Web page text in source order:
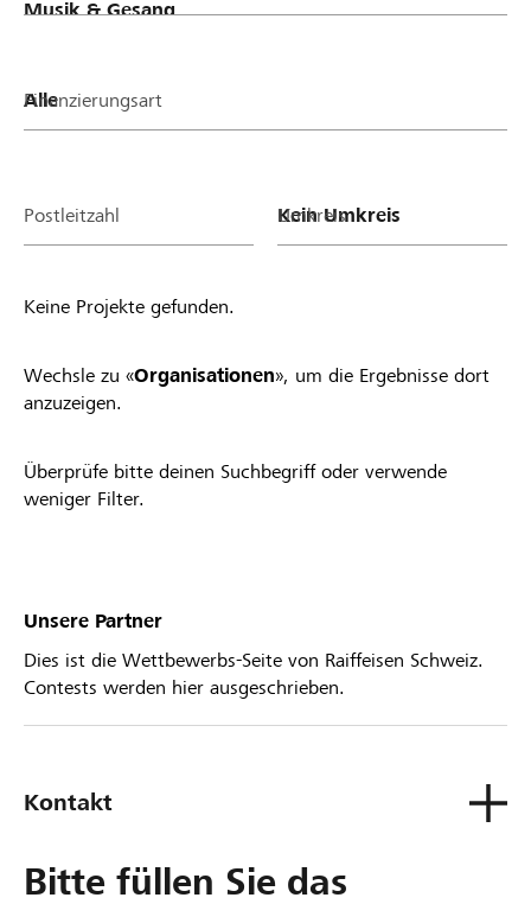
Finanzierungsart
Postleitzahl Umkreis
Keine Projekte gefunden.
Wechsle zu «Organisationen», um die Ergebnisse dort
anzuzeigen.
Überprüfe bitte deinen Suchbegriff oder verwende
weniger Filter.
Unsere Partner
Dies ist die Wettbewerbs-Seite von Raiffeisen Schweiz.
Contests werden hier ausgeschrieben.
Kontakt
Bitte füllen Sie das